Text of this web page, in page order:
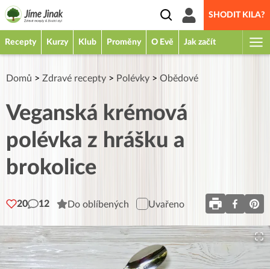
SHODIT KILA?
Recepty Kurzy Klub Proměny O Evě Jak začít
Domů > Zdravé recepty > Polévky > Obědové
Veganská krémová
polévka z hrášku a
brokolice
20 12 Do oblíbených Uvařeno